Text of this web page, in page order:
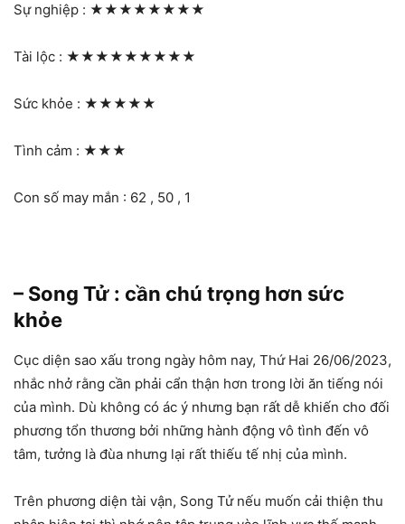
Sự nghiệp : ★★★★★★★★
Tài lộc : ★★★★★★★★★
Sức khỏe : ★★★★★
Tình cảm : ★★★
Con số may mắn : 62 , 50 , 1
– Song Tử : cần chú trọng hơn sức
khỏe
Cục diện sao xấu trong ngày hôm nay, Thứ Hai 26/06/2023,
nhắc nhở rằng cần phải cẩn thận hơn trong lời ăn tiếng nói
của mình. Dù không có ác ý nhưng bạn rất dễ khiến cho đối
phương tổn thương bởi những hành động vô tình đến vô
tâm, tưởng là đùa nhưng lại rất thiếu tế nhị của mình.
Trên phương diện tài vận, Song Tử nếu muốn cải thiện thu